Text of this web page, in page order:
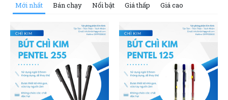
Mới nhất Bán chạy Nổi bật Giá thấp Giá cao